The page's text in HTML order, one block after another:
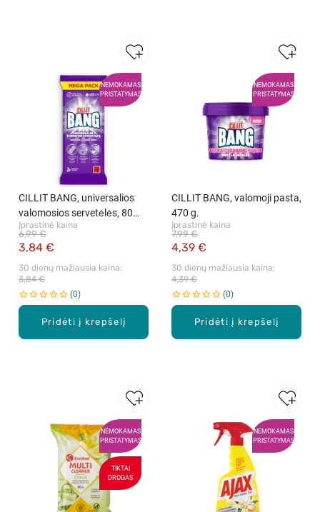
NEMOKAMAS
PRISTATYMAS
Pridėti į krepšelį
CILLIT BANG, universalios
valomosios servetėlės, 80
vnt.
Įprastinė kaina
3,84 €
6,99 €
30 dienų mažiausia kaina:
3,84 €
0
NEMOKAMAS
PRISTATYMAS
Pridėti į krepšelį
CILLIT BANG, valomoji pasta,
470 g.
Įprastinė kaina
4,39 €
7,99 €
30 dienų mažiausia kaina:
4,39 €
0
NEMOKAMAS
PRISTATYMAS
TIKTAI
DROGAS
NEMOKAMAS
PRISTATYMAS